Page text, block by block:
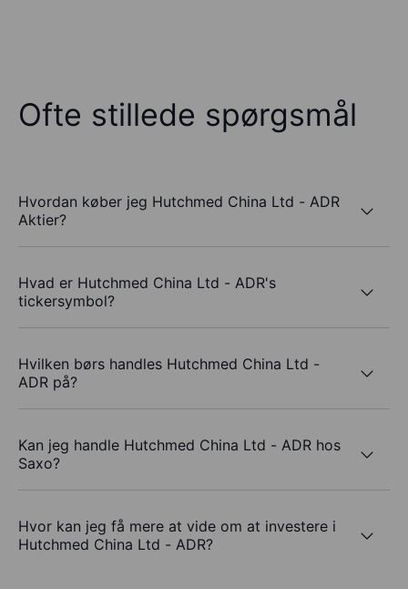
Ofte stillede spørgsmål
Hvordan køber jeg Hutchmed China Ltd - ADR
Aktier?
Hvad er Hutchmed China Ltd - ADR's
tickersymbol?
Hvilken børs handles Hutchmed China Ltd -
ADR på?
Kan jeg handle Hutchmed China Ltd - ADR hos
Saxo?
Hvor kan jeg få mere at vide om at investere i
Hutchmed China Ltd - ADR?